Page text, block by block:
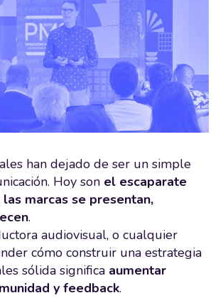
han dejado de ser un simple
Hoy son el escaparate
marcas se presentan,
.
audiovisual, o cualquier
cómo construir una estrategia
sólida significa aumentar
y feedback.